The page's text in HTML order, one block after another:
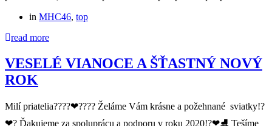
in MHC46, top
read more
VESELÉ VIANOCE A ŠŤASTNÝ NOVÝ
ROK
Milí priatelia?‍?‍?‍?❤?‍?‍?‍? Želáme Vám krásne a požehnané sviatky!?
❤? Ďakujeme za spoluprácu a podporu v roku 2020!?❤⛸ Tešíme